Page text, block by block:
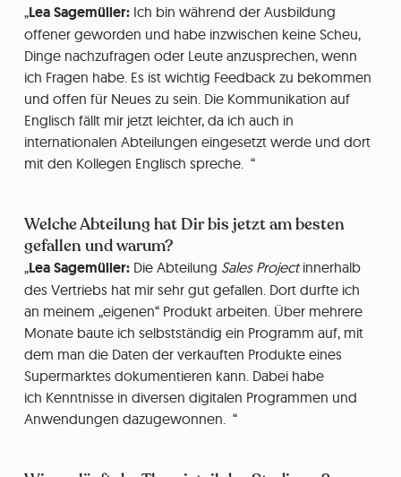
Lea Sagemüller:Ich bin während der Ausbildung
offener geworden und habe inzwischen keine Scheu,
Dinge nachzufragen oder Leute anzusprechen, wenn
ich Fragen habe. Es ist wichtig Feedback zu bekommen
und offen für Neues zu sein. Die Kommunikation auf
Englisch fällt mir jetzt leichter, da ich auch in
internationalen Abteilungen eingesetzt werde und dort
mit den Kollegen Englisch spreche.
Welche Abteilung hat Dir bis jetzt am besten
gefallen und warum?
Lea Sagemüller:Die Abteilung Sales Projectinnerhalb
des Vertriebs hat mir sehr gut gefallen. Dort durfte ich
an meinem „eigenen“ Produkt arbeiten. Über mehrere
Monate baute ich selbstständig ein Programm auf, mit
dem man die Daten der verkauften Produkte eines
Supermarktes dokumentieren kann. Dabei habe
ich Kenntnisse in diversen digitalen Programmen und
Anwendungen dazugewonnen.